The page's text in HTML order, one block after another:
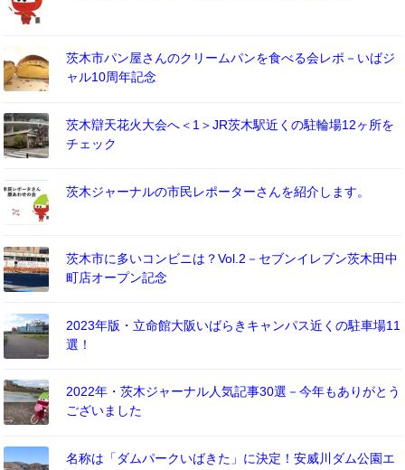
茨木市パン屋さんのクリームパンを食べる会レポ－いばジ
ャル10周年記念
茨木辯天花火大会へ＜1＞JR茨木駅近くの駐輪場12ヶ所を
チェック
茨木ジャーナルの市民レポーターさんを紹介します。
茨木市に多いコンビニは？Vol.2－セブンイレブン茨木田中
町店オープン記念
2023年版・立命館大阪いばらきキャンパス近くの駐車場11
選！
2022年・茨木ジャーナル人気記事30選－今年もありがとう
ございました
名称は「ダムパークいばきた」に決定！安威川ダム公園エ